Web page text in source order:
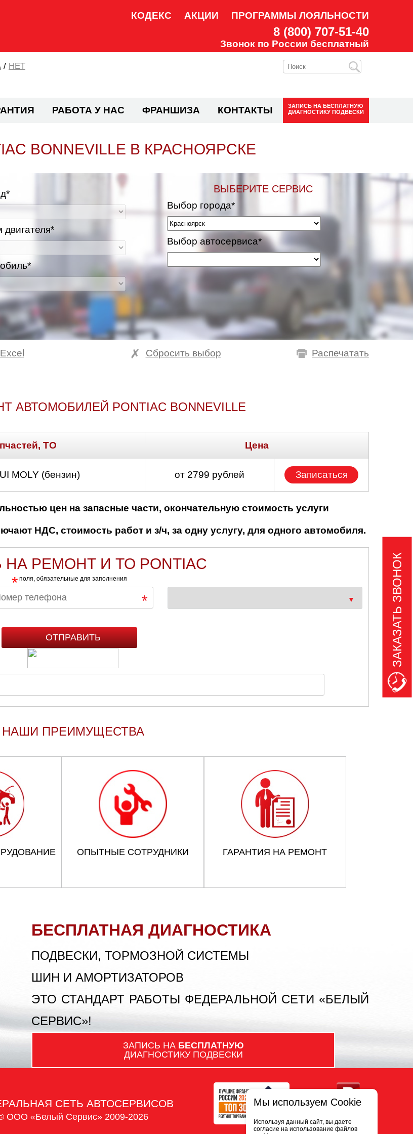
КОДЕКС АКЦИИ ПРОГРАММЫ ЛОЯЛЬНОСТИ
8 (800) 707-51-40
Звонок по России бесплатный
/ НЕТ
РАБОТА У НАС ФРАНШИЗА КОНТАКТЫ ЗАПИСЬ НА БЕСПЛАТНУЮ
ДИАГНОСТИКУ ПОДВЕСКИ
BONNEVILLE В КРАСНОЯРСКЕ
ВЫБЕРИТЕ СЕРВИС
Выбор города*
Выбор автосервиса*
Распечатать
Сбросить выбор
PONTIAC BONNEVILLE
ТО Цена
MOLY (бензин) от 2799 рублей Записаться
цен на запасные части, окончательную стоимость услуги
НДС, стоимость работ и з/ч, за одну услугу, для одного автомобиля.
РЕМОНТ И ТО PONTIAC
* поля, обязательные для заполнения
НАШИ ПРЕИМУЩЕСТВА
ОПЫТНЫЕ СОТРУДНИКИ ГАРАНТИЯ НА РЕМОНТ
БЕСПЛАТНАЯ ДИАГНОСТИКА
ПОДВЕСКИ, ТОРМОЗНОЙ СИСТЕМЫ
ШИН И АМОРТИЗАТОРОВ
ЭТО СТАНДАРТ РАБОТЫ ФЕДЕРАЛЬНОЙ СЕТИ «БЕЛЫЙ
СЕРВИС»!
ЗАПИСЬ НА БЕСПЛАТНУЮ
ДИАГНОСТИКУ ПОДВЕСКИ
СЕТЬ АВТОСЕРВИСОВ
ООО «Белый Сервис» 2009-2026
ЗАКАЗАТЬ ЗВОНОК
Мы используем Cookie
Используя данный сайт, вы даете
согласие на использование файлов